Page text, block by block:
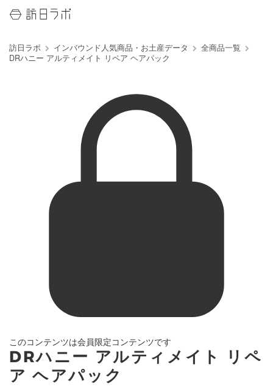
訪日ラボ インバウンド人気商品・お土産データ
全商品一覧
DRハニー アルティメイト リペア ヘアパック
このコンテンツは会員限定コンテンツです
DRハニー アルティメイト リペ
ア ヘアパック